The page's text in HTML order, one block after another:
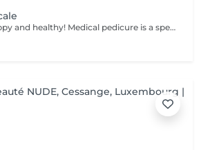
Keep your feet happy and healthy! Medical pedicure is a specialised form of feet treatment where a nail master eliminates such problems as calluses, cracks and deformed nails etc. How is pedicure medical done? - problem is identified - feet are disinfected and softened - calloused skin is removed - nail plate is treated - skin is treated - medical cream is applied Age restrictions: recommended to do from 16 years. Post procedure recommendations: professional home care is recommended after the procedure. Frequency: once in 3-4 weeks.